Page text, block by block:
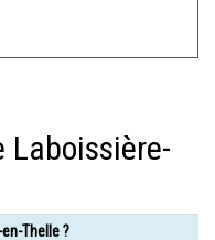
Laboissière-
Thelle ?